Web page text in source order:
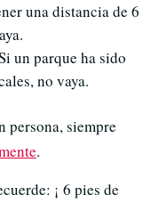
una distancia de 6
un parque ha sido
no vaya.
persona, siempre
.
¡ 6 pies de